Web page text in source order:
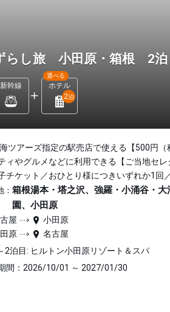
らし旅 小田原・箱根 2泊
新幹線 ホテル
選べる
2泊
ツアーズ指定の駅売店で使える【500円
ィやグルメなどに利用できる【ご当地セレ
チケット／おひとり様につきいずれか1回
： 箱根湯本・塔之沢、強羅・小涌谷・
園、小田原
屋
小田原
原
名古屋
2泊目: ヒルトン小田原リゾート＆スパ
間：2026/10/01 ～ 2027/01/30